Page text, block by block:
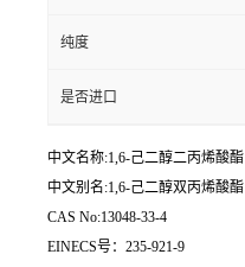
纯度
是否进口
中文名称:1,6-己二醇二丙烯酸酯
中文别名:1,6-己二醇双丙烯酸酯
CAS No:13048-33-4
EINECS号：235-921-9